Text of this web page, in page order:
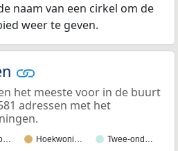
naam van een cirkel om de
weer te geven.
het meeste voor in de buurt
adressen met het
Hoekwoni…
Twee-ond…